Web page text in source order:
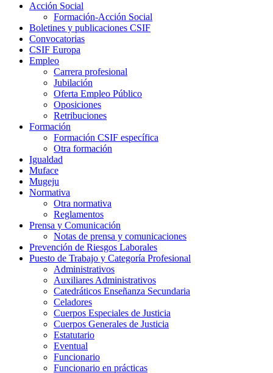
Acción Social
Formación-Acción Social
Boletines y publicaciones CSIF
Convocatorias
CSIF Europa
Empleo
Carrera profesional
Jubilación
Oferta Empleo Público
Oposiciones
Retribuciones
Formación
Formación CSIF específica
Otra formación
Igualdad
Muface
Mugeju
Normativa
Otra normativa
Reglamentos
Prensa y Comunicación
Notas de prensa y comunicaciones
Prevención de Riesgos Laborales
Puesto de Trabajo y Categoría Profesional
Administrativos
Auxiliares Administrativos
Catedráticos Enseñanza Secundaria
Celadores
Cuerpos Especiales de Justicia
Cuerpos Generales de Justicia
Estatutario
Eventual
Funcionario
Funcionario en prácticas